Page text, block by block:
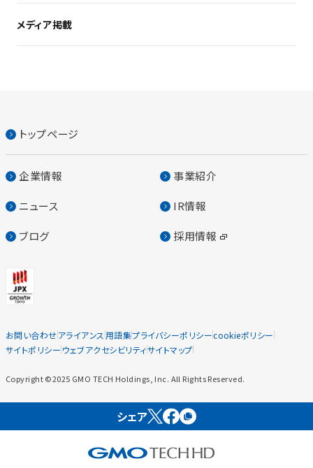
メディア掲載
トップページ
企業情報 事業紹介
ニュース IR情報
ブログ 採用情報
お問い合わせアライアンス 用語集プライバシーポリシーcookieポリシー
サイトポリシー ウェブアクセシビリティサイトマップ
Copyright ©2025 GMO TECH Holdings, Inc. All Rights Reserved.
シェア